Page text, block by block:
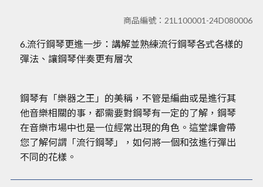
商品編號：21L100001-24D080006
6.流行鋼琴更進一步：講解並熟練流行鋼琴各式各樣的
彈法、讓鋼琴伴奏更有層次
鋼琴有「樂器之王」的美稱，不管是編曲或是進行其
他音樂相關的事，都需要對鋼琴有一定的了解，鋼琴
在音樂市場中也是一位經常出現的角色。這堂課會帶
您了解何謂「流行鋼琴」，如何將一個和弦進行彈出
不同的花樣。